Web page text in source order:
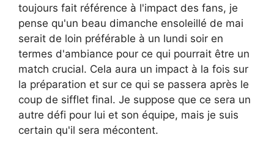
toujours fait référence à l'impact des fans, je
pense qu'un beau dimanche ensoleillé de mai
serait de loin préférable à un lundi soir en
termes d'ambiance pour ce qui pourrait être un
match crucial. Cela aura un impact à la fois sur
la préparation et sur ce qui se passera après le
coup de sifflet final. Je suppose que ce sera un
autre défi pour lui et son équipe, mais je suis
certain qu'il sera mécontent.